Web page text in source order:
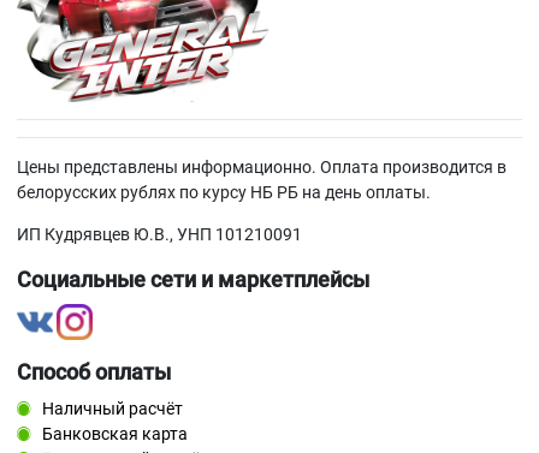
Цены представлены информационно. Оплата производится в
белорусских рублях по курсу НБ РБ на день оплаты.
ИП Кудрявцев Ю.В., УНП 101210091
Социальные сети и маркетплейсы
Способ оплаты
Наличный расчёт
Банковская карта